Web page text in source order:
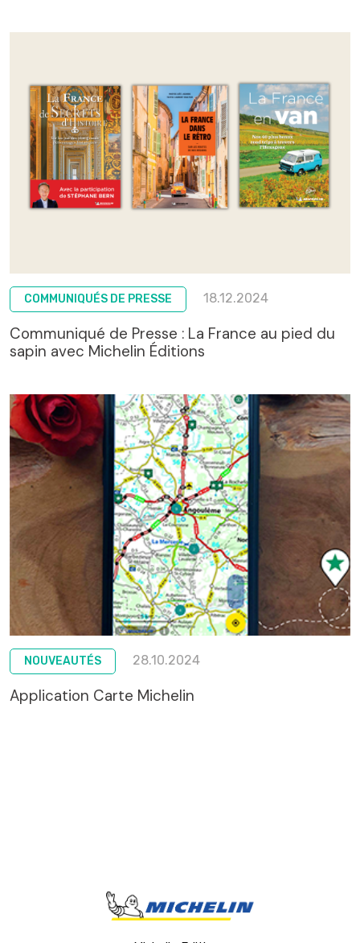
COMMUNIQUÉS DE PRESSE 18.12.2024
Communiqué de Presse : La France au pied du
sapin avec Michelin Éditions
NOUVEAUTÉS 28.10.2024
Application Carte Michelin